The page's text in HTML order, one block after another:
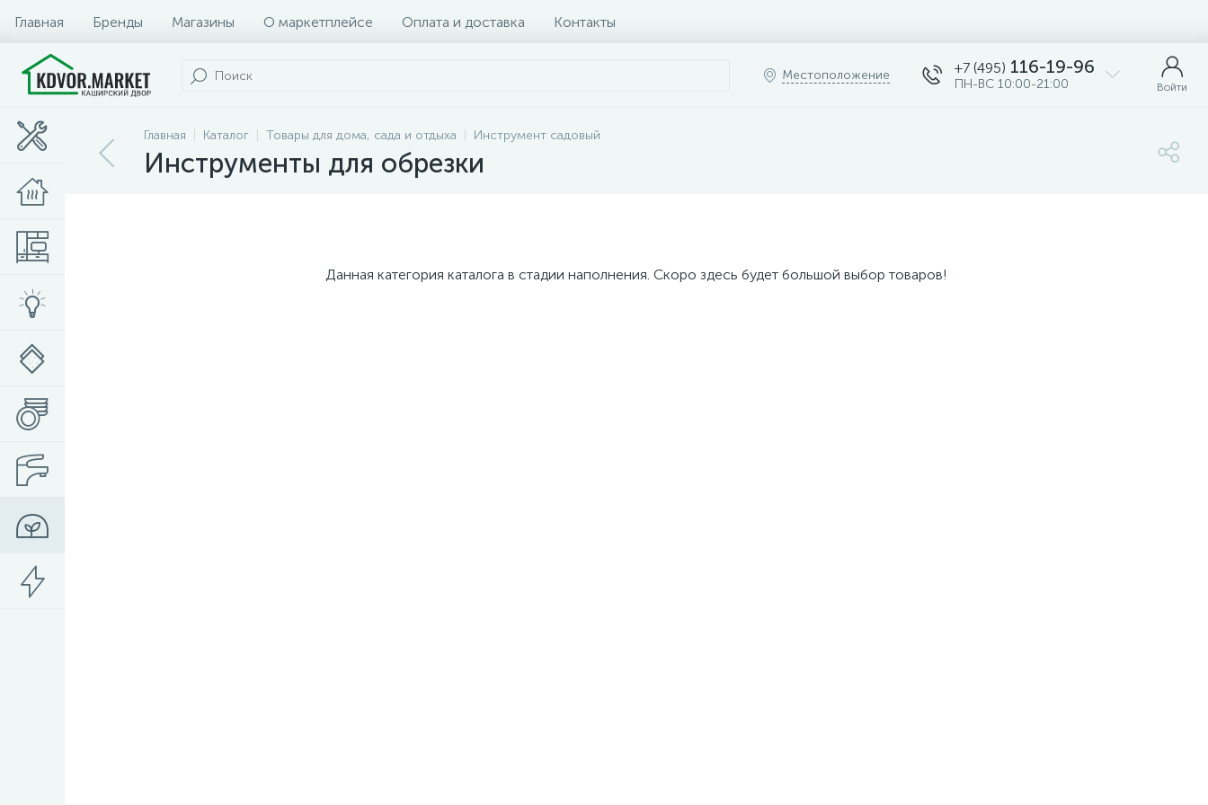
Главная Бренды Магазины О маркетплейсе Оплата и доставка Контакты
Местоположение +7 (495) 116-19-96
ПН-ВС 10:00-21:00 Войти
Главная Каталог Товары для дома, сада и отдыха Инструмент садовый
Инструменты для обрезки
Данная категория каталога в стадии наполнения. Скоро здесь будет большой выбор товаров!